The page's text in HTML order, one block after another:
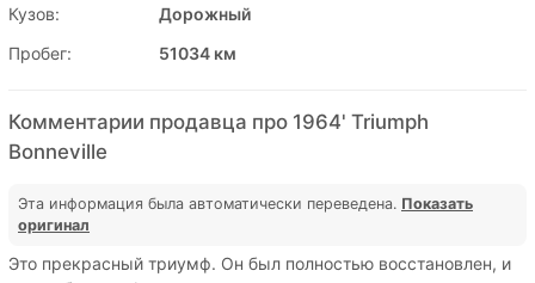
Кузов:
Дорожный
Пробег:
51034 км
Комментарии продавца про 1964' Triumph
Bonneville
Эта информация была автоматически переведена. Показать
оригинал
Это прекрасный триумф. Он был полностью восстановлен, и